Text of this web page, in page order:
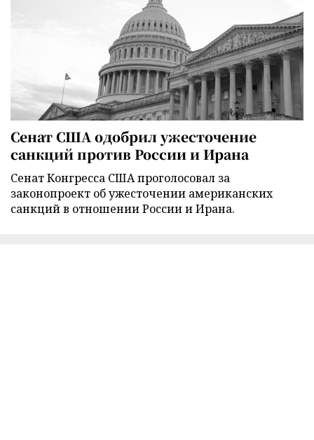
Сенат США одобрил ужесточение
санкций против России и Ирана
Сенат Конгресса США проголосовал за
законопроект об ужесточении американских
санкций в отношении России и Ирана.